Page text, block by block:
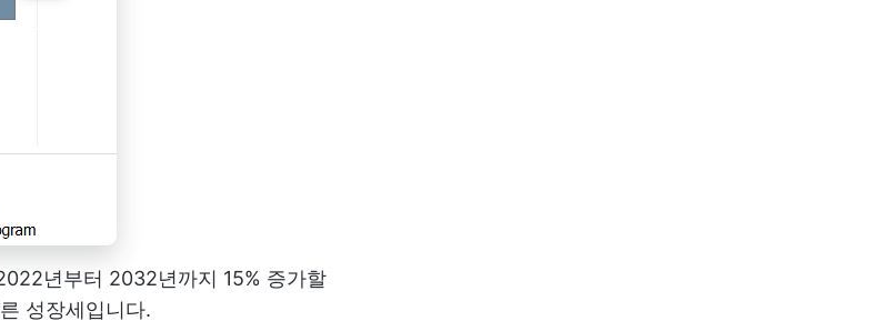
년부터 2032년까지 15% 증가할
성장세입니다.